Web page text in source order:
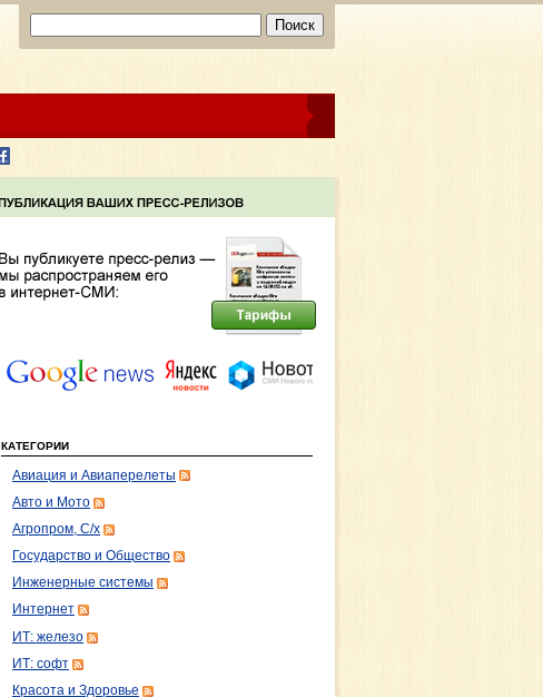
КАТЕГОРИИ
Авиация и Авиаперелеты
Авто и Мото
Агропром, С/х
Государство и Общество
Инженерные системы
Интернет
ИТ: железо
ИТ: софт
Красота и Здоровье